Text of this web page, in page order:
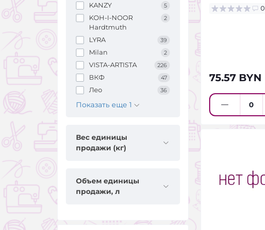
KANZY 5
KOH-I-NOOR
Hardtmuth
2
LYRA 39
Milan 2
VISTA-ARTISTA 226
ВКФ 47
Лео 36
Показать еще 1
Вес единицы
продажи (кг)
Объем единицы
продажи, л
0
75.57 BYN